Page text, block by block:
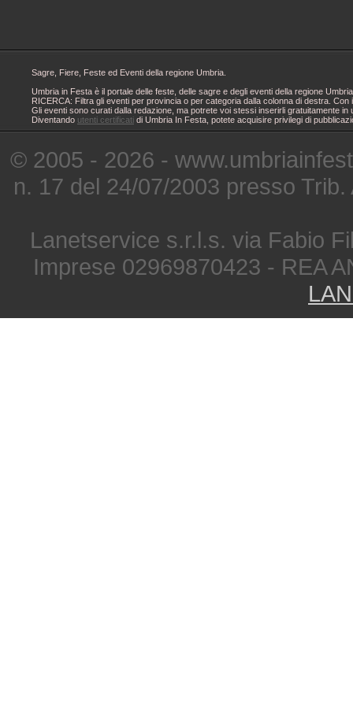
Sagre, Fiere, Feste ed Eventi della regione Umbria.
Umbria in Festa è il portale delle feste, delle sagre e degli eventi della regione
RICERCA: Filtra gli eventi per provincia o per categoria dalla colonna di destra.
Gli eventi sono curati dalla redazione, ma potrete voi stessi inserirli gratuitamente
Diventando utenti certificati di Umbria In Festa, potete acquisire privilegi di
© 2005 - 2026 -
n. 17 del 24/07/2003 presso
Lanetservice s.r.l.s. via Fabio
Imprese 02969870423 - REA